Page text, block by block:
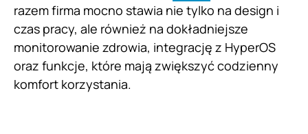
razem firma mocno stawia nie tylko na design i
czas pracy, ale również na dokładniejsze
monitorowanie zdrowia, integrację z HyperOS
oraz funkcje, które mają zwiększyć codzienny
komfort korzystania.